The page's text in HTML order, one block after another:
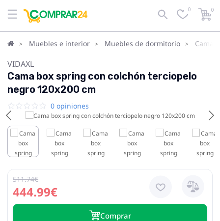
0 0
Muebles e interior Muebles de dormitorio Camas
VIDAXL
Cama box spring con colchón terciopelo
negro 120x200 cm
0 opiniones
444.99€
511.74€
Сomprar